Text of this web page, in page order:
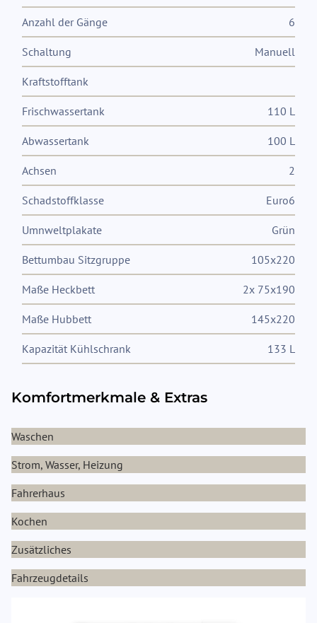
Anzahl der Gänge 6
Schaltung Manuell
Kraftstofftank
Frischwassertank 110 L
Abwassertank 100 L
Achsen 2
Schadstoffklasse Euro6
Umnweltplakate Grün
Bettumbau Sitzgruppe 105x220
Maße Heckbett 2x 75x190
Maße Hubbett 145x220
Kapazität Kühlschrank 133 L
Komfortmerkmale & Extras
Waschen
Strom, Wasser, Heizung
Fahrerhaus
Kochen
Zusätzliches
Fahrzeugdetails